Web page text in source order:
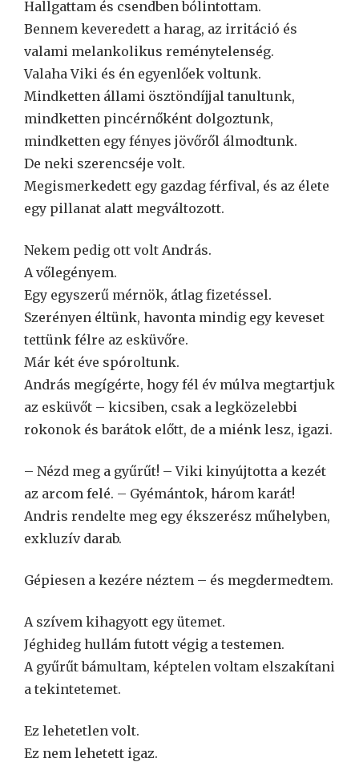
Hallgattam és csendben bólintottam.
Bennem keveredett a harag, az irritáció és
valami melankolikus reménytelenség.
Valaha Viki és én egyenlőek voltunk.
Mindketten állami ösztöndíjjal tanultunk,
mindketten pincérnőként dolgoztunk,
mindketten egy fényes jövőről álmodtunk.
De neki szerencséje volt.
Megismerkedett egy gazdag férfival, és az élete
egy pillanat alatt megváltozott.
Nekem pedig ott volt András.
A vőlegényem.
Egy egyszerű mérnök, átlag fizetéssel.
Szerényen éltünk, havonta mindig egy keveset
tettünk félre az esküvőre.
Már két éve spóroltunk.
András megígérte, hogy fél év múlva megtartjuk
az esküvőt – kicsiben, csak a legközelebbi
rokonok és barátok előtt, de a miénk lesz, igazi.
– Nézd meg a gyűrűt! – Viki kinyújtotta a kezét
az arcom felé. – Gyémántok, három karát!
Andris rendelte meg egy ékszerész műhelyben,
exkluzív darab.
Gépiesen a kezére néztem – és megdermedtem.
A szívem kihagyott egy ütemet.
Jéghideg hullám futott végig a testemen.
A gyűrűt bámultam, képtelen voltam elszakítani
a tekintetemet.
Ez lehetetlen volt.
Ez nem lehetett igaz.